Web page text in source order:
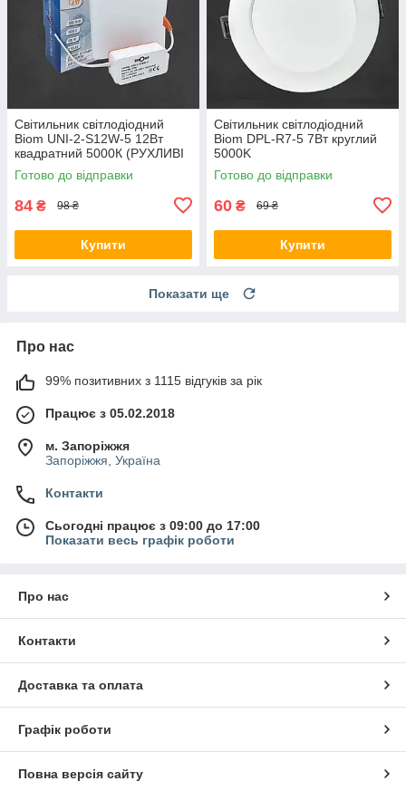
Світильник світлодіодний
Biom UNI-2-S12W-5 12Вт
квадратний 5000К (РУХЛИВІ
КЛІПСИ)
Готово до відправки
84 ₴ 98 ₴
Купити
Світильник свiтлодiодний
Biom DPL-R7-5 7Вт круглий
5000K
Готово до відправки
60 ₴ 69 ₴
Купити
Показати ще
Про нас
99% позитивних з 1115 відгуків за рік
Працює з 05.02.2018
м. Запоріжжя
Запоріжжя, Україна
Контакти
Сьогодні працює з 09:00 до 17:00
Показати весь графік роботи
Про нас
Контакти
Доставка та оплата
Графік роботи
Повна версія сайту